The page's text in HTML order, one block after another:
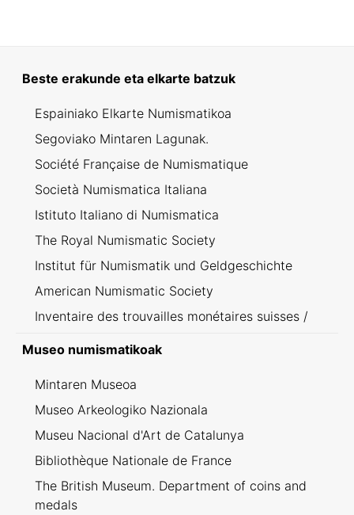
Beste erakunde eta elkarte batzuk
Espainiako Elkarte Numismatikoa
Segoviako Mintaren Lagunak.
Société Française de Numismatique
Società Numismatica Italiana
Istituto Italiano di Numismatica
The Royal Numismatic Society
Institut für Numismatik und Geldgeschichte
American Numismatic Society
Inventaire des trouvailles monétaires suisses /
Museo numismatikoak
Mintaren Museoa
Museo Arkeologiko Nazionala
Museu Nacional d'Art de Catalunya
Bibliothèque Nationale de France
The British Museum. Department of coins and
medals